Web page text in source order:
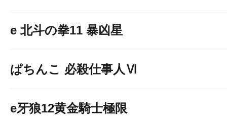
e 北斗の拳11 暴凶星
ぱちんこ 必殺仕事人Ⅵ
e牙狼12黄金騎士極限